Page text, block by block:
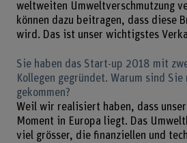
weltweiten Umweltverschmutzung
können dazu beitragen, dass diese
wird. Das ist unser wichtigstes
Sie haben das Start-up 2018 mit
Kollegen gegründet. Warum sind Sie
gekommen?
Weil wir realisiert haben, dass
Moment in Europa liegt. Das
viel grösser, die finanziellen und